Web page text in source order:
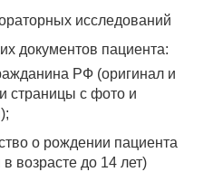
исследований
документов пациента:
РФ (оригинал и
страницы с фото и
о рождении пациента
в возрасте до 14 лет)